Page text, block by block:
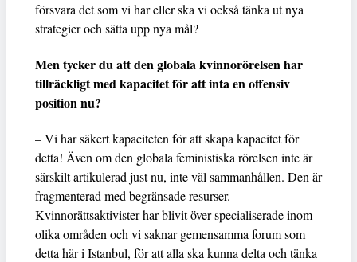
försvara det som vi har eller ska vi också tänka ut nya
strategier och sätta upp nya mål?
Men tycker du att den globala kvinnorörelsen har
tillräckligt med kapacitet för att inta en offensiv
position nu?
– Vi har säkert kapaciteten för att skapa kapacitet för
detta! Även om den globala feministiska rörelsen inte är
särskilt artikulerad just nu, inte väl sammanhållen. Den är
fragmenterad med begränsade resurser.
Kvinnorättsaktivister har blivit över specialiserade inom
olika områden och vi saknar gemensamma forum som
detta här i Istanbul, för att alla ska kunna delta och tänka